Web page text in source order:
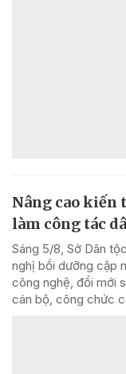
Nâng cao kiến
làm công tác
Sáng 5/8, Sở Dân
nghị bồi dưỡng cập
công nghệ, đổi mới
cán bộ, công chức